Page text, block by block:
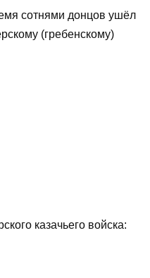
сотнями донцов ушёл
(гребенскому)
казачьего войска: